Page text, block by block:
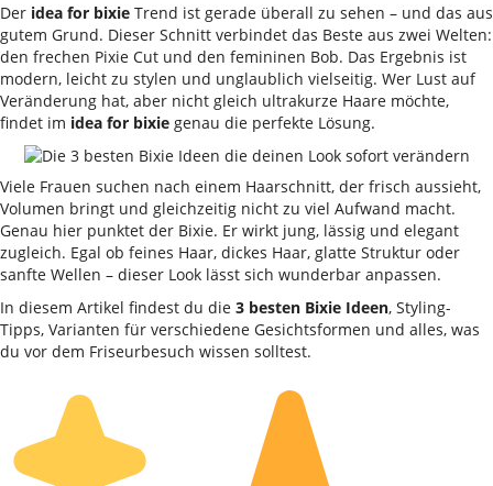
Der idea for bixie Trend ist gerade überall zu sehen – und das aus
gutem Grund. Dieser Schnitt verbindet das Beste aus zwei Welten:
den frechen Pixie Cut und den femininen Bob. Das Ergebnis ist
modern, leicht zu stylen und unglaublich vielseitig. Wer Lust auf
Veränderung hat, aber nicht gleich ultrakurze Haare möchte,
findet im idea for bixie genau die perfekte Lösung.
Viele Frauen suchen nach einem Haarschnitt, der frisch aussieht,
Volumen bringt und gleichzeitig nicht zu viel Aufwand macht.
Genau hier punktet der Bixie. Er wirkt jung, lässig und elegant
zugleich. Egal ob feines Haar, dickes Haar, glatte Struktur oder
sanfte Wellen – dieser Look lässt sich wunderbar anpassen.
In diesem Artikel findest du die 3 besten Bixie Ideen, Styling-
Tipps, Varianten für verschiedene Gesichtsformen und alles, was
du vor dem Friseurbesuch wissen solltest.